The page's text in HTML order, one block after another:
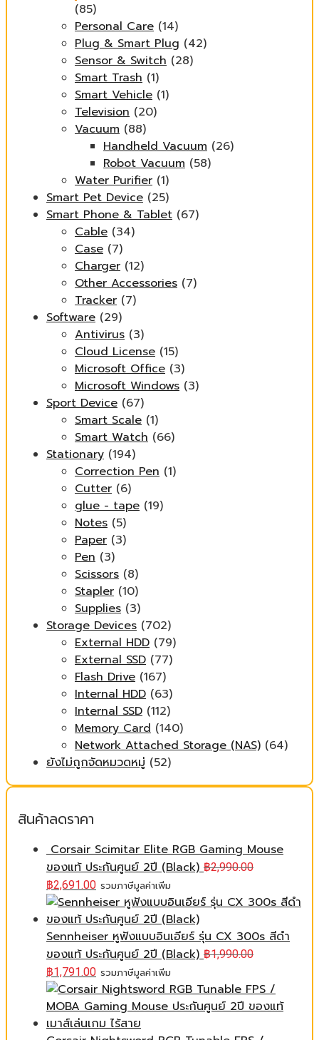
(85)
Personal Care (14)
Plug & Smart Plug (42)
Sensor & Switch (28)
Smart Trash (1)
Smart Vehicle (1)
Television (20)
Vacuum (88)
Handheld Vacuum (26)
Robot Vacuum (58)
Water Purifier (1)
Smart Pet Device (25)
Smart Phone & Tablet (67)
Cable (34)
Case (7)
Charger (12)
Other Accessories (7)
Tracker (7)
Software (29)
Antivirus (3)
Cloud License (15)
Microsoft Office (3)
Microsoft Windows (3)
Sport Device (67)
Smart Scale (1)
Smart Watch (66)
Stationary (194)
Correction Pen (1)
Cutter (6)
glue - tape (19)
Notes (5)
Paper (3)
Pen (3)
Scissors (8)
Stapler (10)
Supplies (3)
Storage Devices (702)
External HDD (79)
External SSD (77)
Flash Drive (167)
Internal HDD (63)
Internal SSD (112)
Memory Card (140)
Network Attached Storage (NAS) (64)
ยังไม่ถูกจัดหมวดหมู่ (52)
สินค้าลดราคา
Corsair Scimitar Elite RGB Gaming Mouse
ของแท้ ประกันศูนย์ 2ปี (Black) ฿2,990.00
฿2,691.00 รวมภาษีมูลค่าเพิ่ม
Sennheiser หูฟังแบบอินเอียร์ รุ่น CX 300s สีดำ
ของแท้ ประกันศูนย์ 2ปี (Black) ฿1,990.00
฿1,791.00 รวมภาษีมูลค่าเพิ่ม